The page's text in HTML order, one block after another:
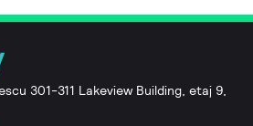
301-311 Lakeview Building, etaj 9,